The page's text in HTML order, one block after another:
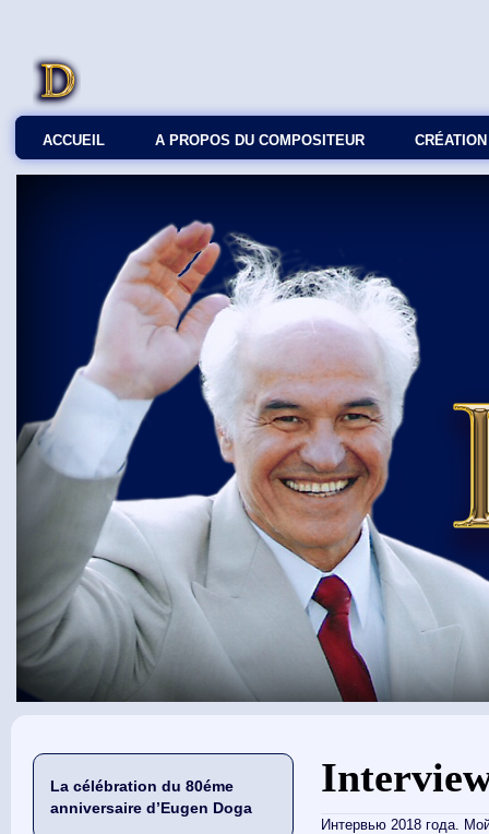
ACCUEIL A PROPOS DU COMPOSITEUR СRÉATION
La célébration du 80éme
anniversaire d’Eugen Doga
Vous êtes ici
Интервью 2018 года.